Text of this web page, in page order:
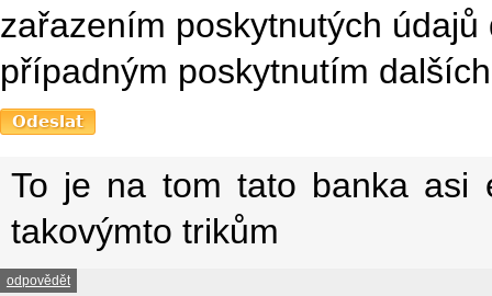
zařazením poskytnutých
případným poskytnutím
To je na tom tato banka asi
takovýmto trikům
odpovědět